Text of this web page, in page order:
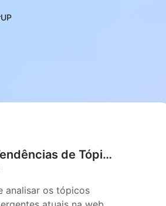
Analisador de Tendências de Tópicos
analisar os tópicos